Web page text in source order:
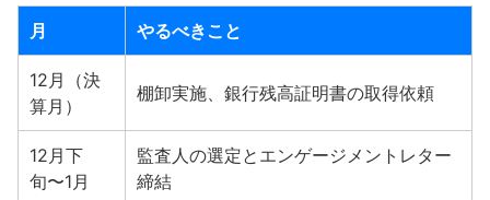
月 やるべきこと
12月（決
算月）
棚卸実施、銀行残高証明書の取得依頼
12月下
旬〜1月
監査人の選定とエンゲージメントレター
締結